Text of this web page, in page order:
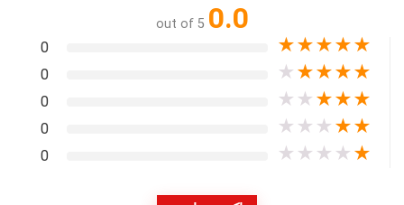
0.0
out of 5
★
★
★
★
★
0
★
★
★
★
★
0
★
★
★
★
★
0
★
★
★
★
★
0
★
★
★
★
★
0